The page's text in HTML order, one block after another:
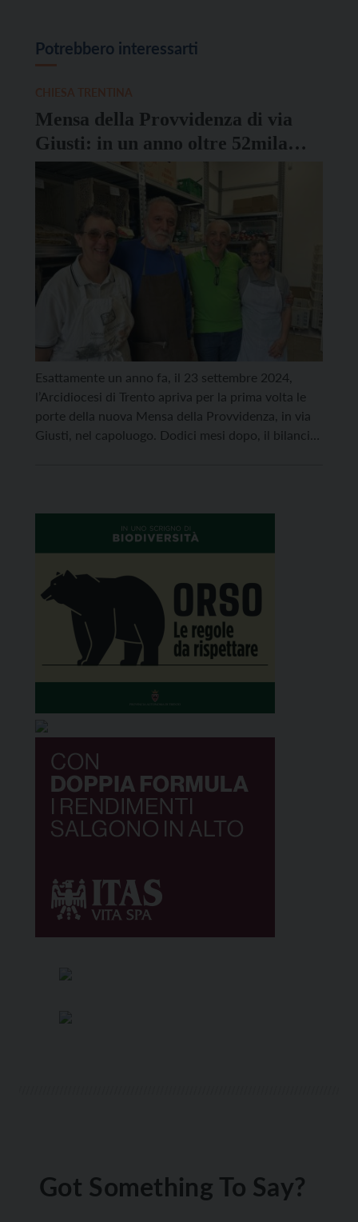
Potrebbero interessarti
Mensa della Provvidenza di via
Giusti: in un anno oltre 52mila
pasti serviti grazie a 330 volontari
Esattamente un anno fa, il 23 settembre 2024,
l’Arcidiocesi di Trento apriva per la prima volta le
porte della nuova Mensa della Provvidenza, in via
Giusti, nel capoluogo. Dodici mesi dopo, il bilancio
Got Something To Say?